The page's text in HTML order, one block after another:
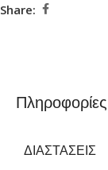
Share:
ΔΙΑΣΤΆΣΕΙΣ